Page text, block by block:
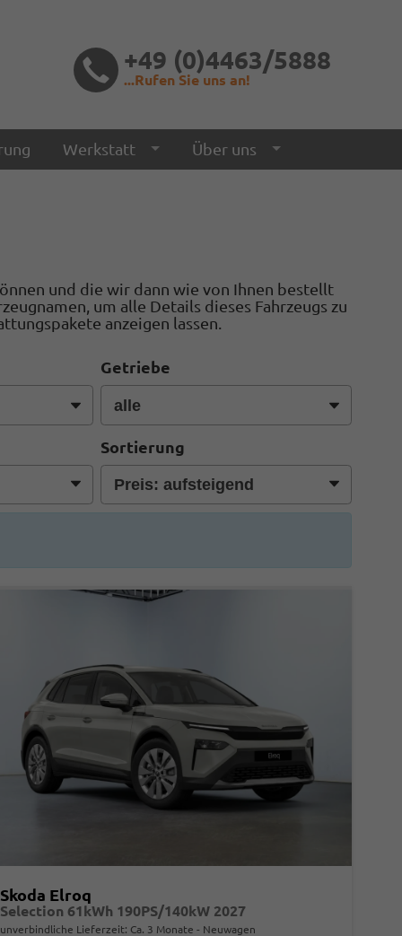
+49 (0)4463/5888
...Rufen Sie uns an!
Werkstatt Über uns
und die wir dann wie von Ihnen bestellt
um alle Details dieses Fahrzeugs zu
anzeigen lassen.
Getriebe
Sortierung
Skoda Elroq
Selection 61kWh 190PS/140kW 2027
unverbindliche Lieferzeit: Ca. 3 Monate Neuwagen